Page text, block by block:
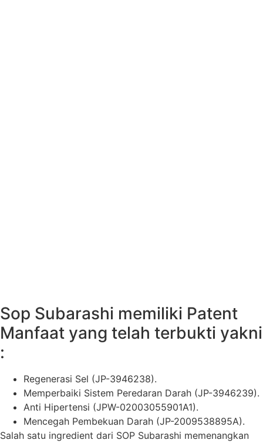
Sop Subarashi memiliki Patent
Manfaat yang telah terbukti yakni
:
Regenerasi Sel (JP-3946238).
Memperbaiki Sistem Peredaran Darah (JP-3946239).
Anti Hipertensi (JPW-02003055901A1).
Mencegah Pembekuan Darah (JP-2009538895A).
Salah satu ingredient dari SOP Subarashi memenangkan